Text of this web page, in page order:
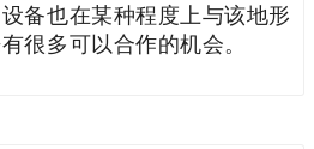
备也在某种程度上与该地形
很多可以合作的机会。